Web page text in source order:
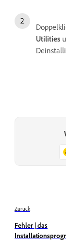
Utilities
Zurück
Fehler | das